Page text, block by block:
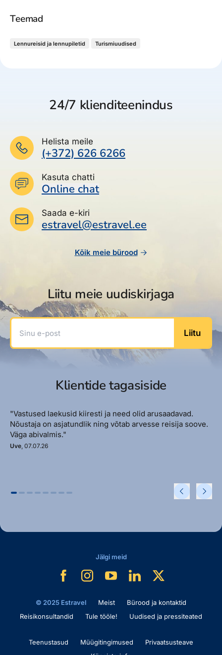
Teemad
Lennureisid ja lennupiletid Turismiuudised
24/7 klienditeenindus
Helista meile
(+372) 626 6266
Kasuta chatti
Online chat
Saada e-kiri
estravel@estravel.ee
Kõik meie bürood
Liitu meie uudiskirjaga
Sinu e-post
Liitu
Klientide tagasiside
"Vastused laekusid kiiresti ja need olid arusaadavad.
Nõustaja on asjatundlik ning võtab arvesse reisija soove.
Väga abivalmis."
Uve, 07.07.26
© 2025 Estravel Meist
Bürood ja kontaktid
Reisikonsultandid
Tule tööle! Uudised ja pressiteated
Teenustasud Müügitingimused
Privaatsusteave
Jälgi meid